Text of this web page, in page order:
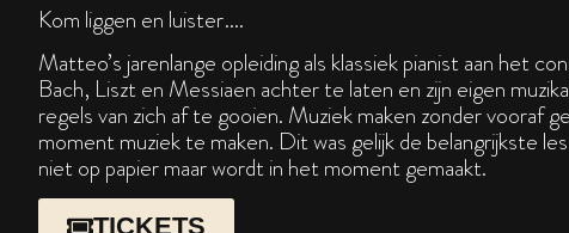
Kom liggen en luister….
Matteo’s jarenlange opleiding als klassiek pianist aan het
Bach, Liszt en Messiaen achter te laten en zijn eigen
regels van zich af te gooien. Muziek maken zonder vooraf
moment muziek te maken. Dit was gelijk de belangrijkste
niet op papier maar wordt in het moment gemaakt.
TICKETS